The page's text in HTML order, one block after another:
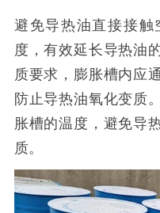
避免导热油直接接触
度，有效延长导热油
质要求，膨胀槽内应
防止导热油氧化变质
胀槽的温度，避免导
质。